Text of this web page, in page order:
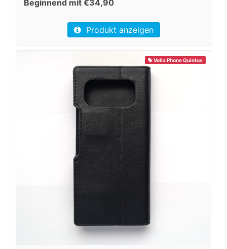
Beginnend mit €34,90
Produkt anzeigen
Volla Phone Quintus